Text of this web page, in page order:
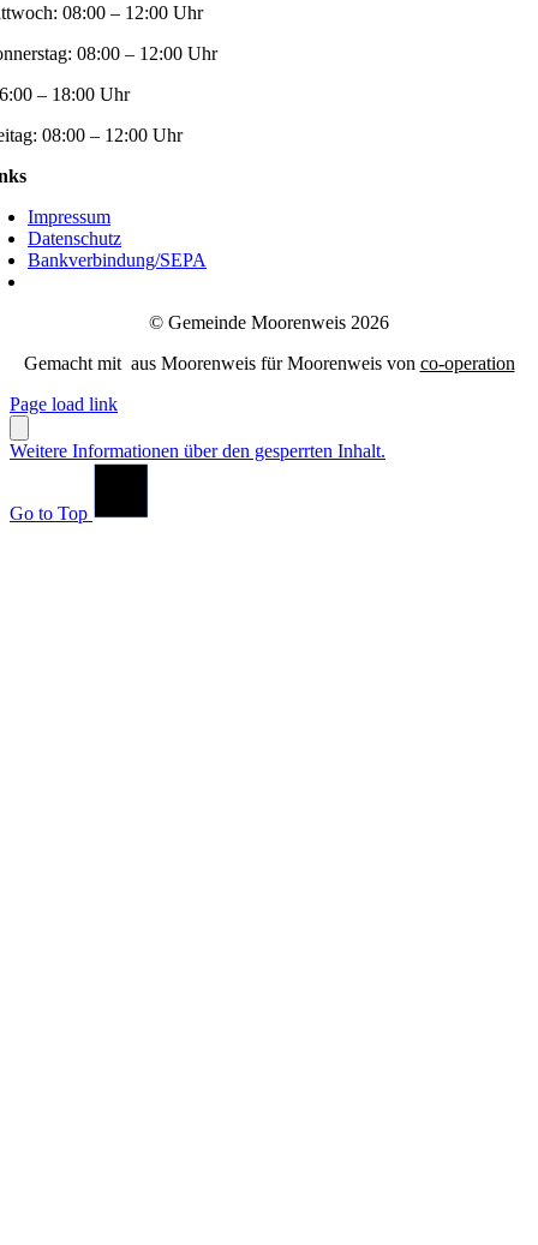
08:00 – 12:00 Uhr
08:00 – 12:00 Uhr
– 18:00 Uhr
08:00 – 12:00 Uhr
Impressum
Datenschutz
Bankverbindung/SEPA
© Gemeinde Moorenweis 2026
Gemacht mit aus Moorenweis für Moorenweis von co-operation
Page load link
Weitere Informationen über den gesperrten Inhalt.
Go to Top